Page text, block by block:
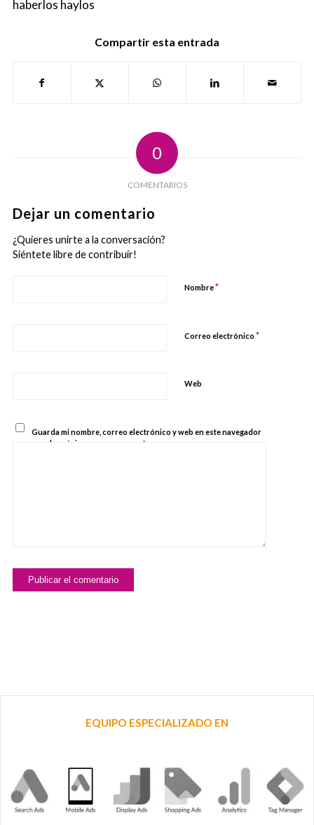
haberlos haylos
Compartir esta entrada
0
COMENTARIOS
Dejar un comentario
¿Quieres unirte a la conversación?
Siéntete libre de contribuir!
Nombre*
Correo electrónico *
Web
Guarda mi nombre, correo electrónico y web en este navegador
para la próxima vez que comente.
EQUIPO ESPECIALIZADO EN